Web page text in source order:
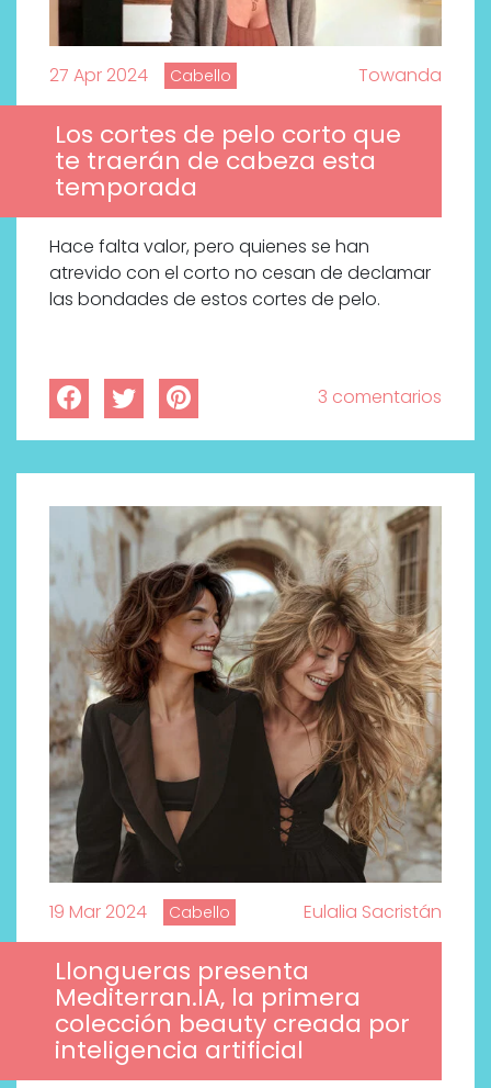
27 Apr 2024 Cabello Towanda
Los cortes de pelo corto que
te traerán de cabeza esta
temporada
Hace falta valor, pero quienes se han
atrevido con el corto no cesan de declamar
las bondades de estos cortes de pelo.
3 comentarios
19 Mar 2024 Cabello Eulalia Sacristán
Llongueras presenta
Mediterran.IA, la primera
colección beauty creada por
inteligencia artificial